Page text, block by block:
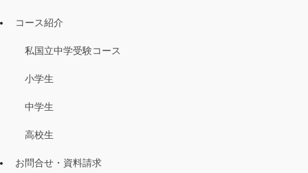
コース紹介
私国立中学受験コース
小学生
中学生
高校生
お問合せ・資料請求